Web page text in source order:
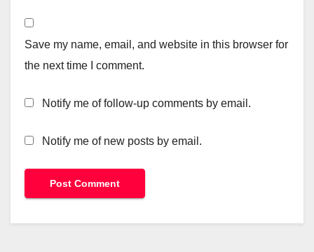
Save my name, email, and website in this browser for
the next time I comment.
Notify me of follow-up comments by email.
Notify me of new posts by email.